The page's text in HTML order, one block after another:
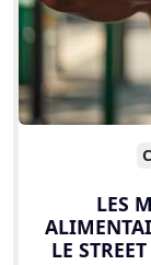
LES
LE